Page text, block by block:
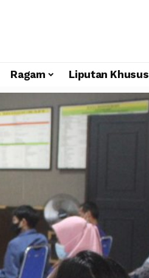
Ragam Liputan Khusus